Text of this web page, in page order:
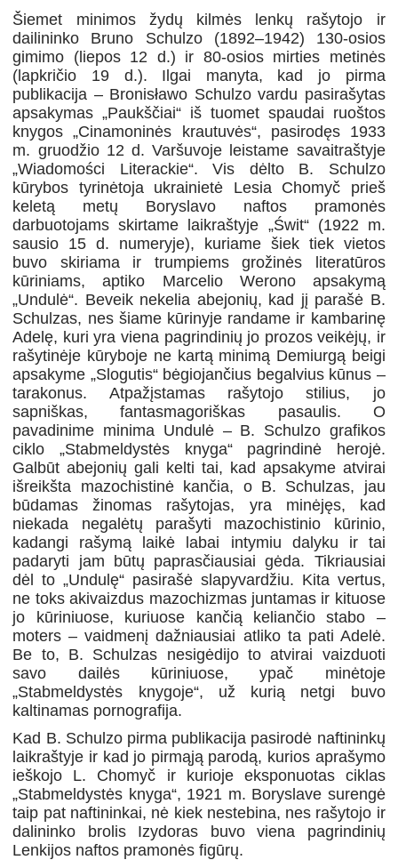
Šiemet minimos žydų kilmės lenkų rašytojo ir
dailininko Bruno Schulzo (1892–1942) 130-osios
gimimo (liepos 12 d.) ir 80-osios mirties metinės
(lapkričio 19 d.). Ilgai manyta, kad jo pirma
publikacija – Bronisławo Schulzo vardu pasirašytas
apsakymas „Paukščiai“ iš tuomet spaudai ruoštos
knygos „Cinamoninės krautuvės“, pasirodęs 1933
m. gruodžio 12 d. Varšuvoje leistame savaitraštyje
„Wiadomości Literackie“. Vis dėlto B. Schulzo
kūrybos tyrinėtoja ukrainietė Lesia Chomyč prieš
keletą metų Boryslavo naftos pramonės
darbuotojams skirtame laikraštyje „Świt“ (1922 m.
sausio 15 d. numeryje), kuriame šiek tiek vietos
buvo skiriama ir trumpiems grožinės literatūros
kūriniams, aptiko Marcelio Werono apsakymą
„Undulė“. Beveik nekelia abejonių, kad jį parašė B.
Schulzas, nes šiame kūrinyje randame ir kambarinę
Adelę, kuri yra viena pagrindinių jo prozos veikėjų, ir
rašytinėje kūryboje ne kartą minimą Demiurgą beigi
apsakyme „Slogutis“ bėgiojančius begalvius kūnus –
tarakonus. Atpažįstamas rašytojo stilius, jo
sapniškas, fantasmagoriškas pasaulis. O
pavadinime minima Undulė – B. Schulzo grafikos
ciklo „Stabmeldystės knyga“ pagrindinė herojė.
Galbūt abejonių gali kelti tai, kad apsakyme atvirai
išreikšta mazochistinė kančia, o B. Schulzas, jau
būdamas žinomas rašytojas, yra minėjęs, kad
niekada negalėtų parašyti mazochistinio kūrinio,
kadangi rašymą laikė labai intymiu dalyku ir tai
padaryti jam būtų paprasčiausiai gėda. Tikriausiai
dėl to „Undulę“ pasirašė slapyvardžiu. Kita vertus,
ne toks akivaizdus mazochizmas juntamas ir kituose
jo kūriniuose, kuriuose kančią keliančio stabo –
moters – vaidmenį dažniausiai atliko ta pati Adelė.
Be to, B. Schulzas nesigėdijo to atvirai vaizduoti
savo dailės kūriniuose, ypač minėtoje
„Stabmeldystės knygoje“, už kurią netgi buvo
kaltinamas pornografija.
Kad B. Schulzo pirma publikacija pasirodė naftininkų
laikraštyje ir kad jo pirmąją parodą, kurios aprašymo
ieškojo L. Chomyč ir kurioje eksponuotas ciklas
„Stabmeldystės knyga“, 1921 m. Boryslave surengė
taip pat naftininkai, nė kiek nestebina, nes rašytojo ir
dalininko brolis Izydoras buvo viena pagrindinių
Lenkijos naftos pramonės figūrų.